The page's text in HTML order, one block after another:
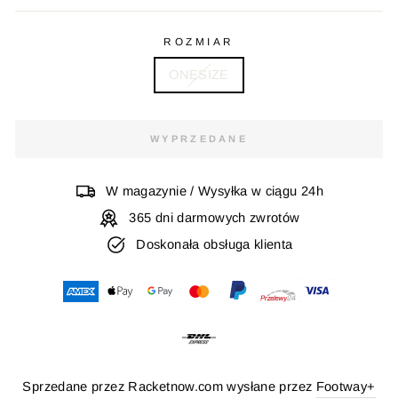
ROZMIAR
ONESIZE
WYPRZEDANE
W magazynie / Wysyłka w ciągu 24h
365 dni darmowych zwrotów
Doskonała obsługa klienta
Sprzedane przez Racketnow.com wysłane przez Footway+